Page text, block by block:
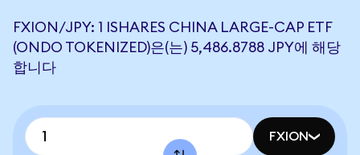
FXION/JPY: 1 ISHARES CHINA LARGE-CAP ETF
(ONDO TOKENIZED)은(는) 5,486.8788 JPY에 해당
합니다
FXION